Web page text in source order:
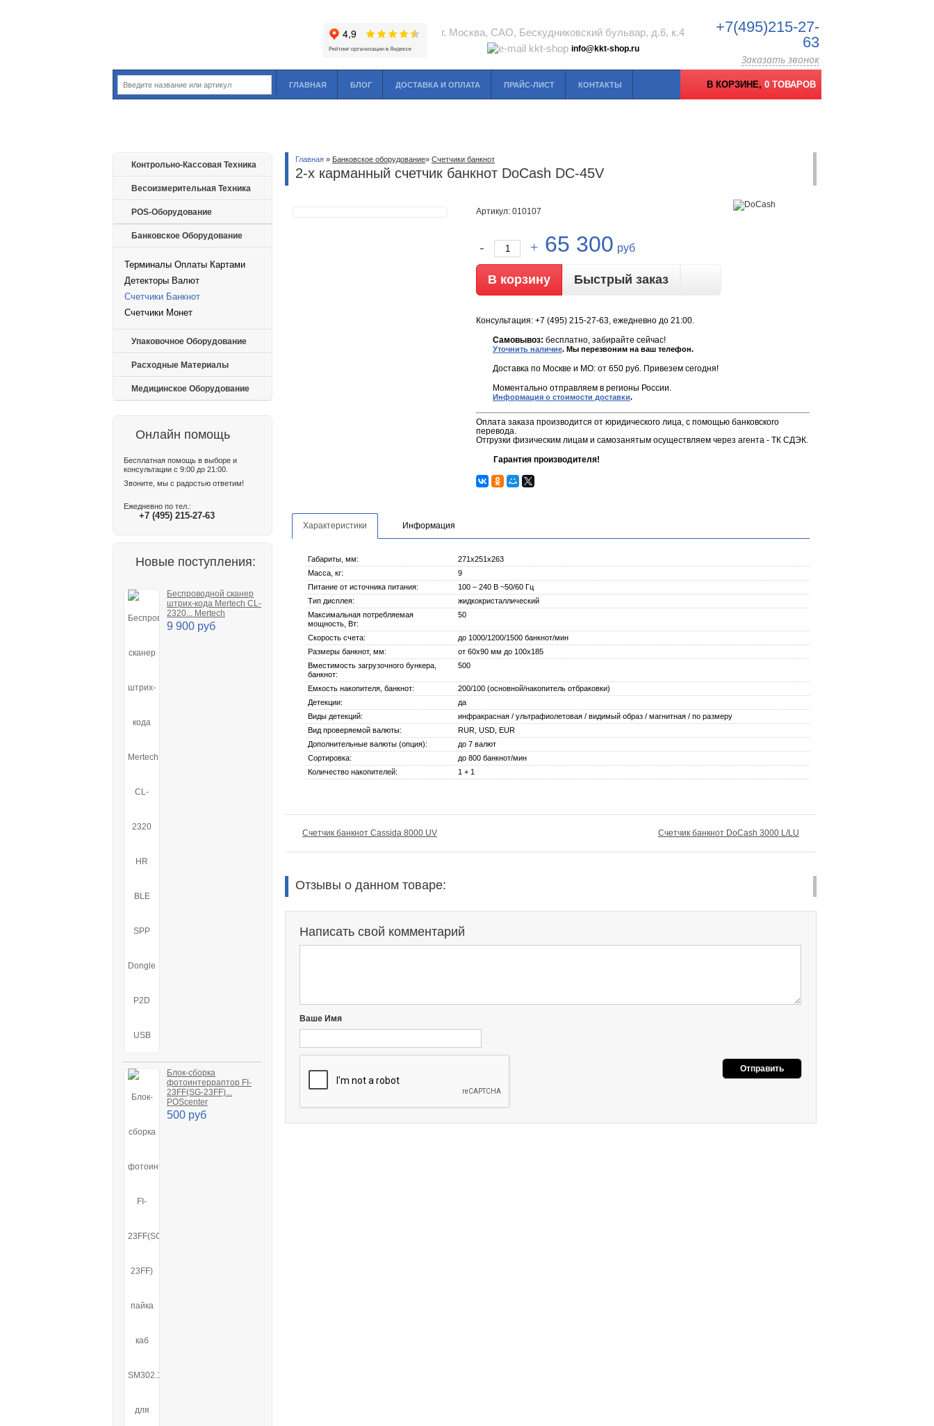
г. Москва, САО, Бескудниковский бульвар, д.6, к.4
info@kkt-shop.ru
+7(495)215-27-
63
Заказать звонок
ГЛАВНАЯ БЛОГ ДОСТАВКА И ОПЛАТА ПРАЙС-ЛИСТ КОНТАКТЫ В КОРЗИНЕ, 0 ТОВАРОВ
Контрольно-Кассовая Техника
Весоизмерительная Техника
POS-Оборудование
Банковское Оборудование
Терминалы Оплаты Картами
Детекторы Валют
Счетчики Банкнот
Счетчики Монет
Упаковочное Оборудование
Расходные Материалы
Медицинское Оборудование
Онлайн помощь
Бесплатная помощь в выборе и
консультации с 9:00 до 21:00.
Звоните, мы с радостью ответим!
Ежедневно по тел.:
+7 (495) 215-27-63
Новые поступления:
Беспроводной сканер
штрих-кода Mertech CL-
2320... Mertech
9 900 руб
Блок-сборка
фотоинтерраптор FI-
23FF(SG-23FF)...
POScenter
500 руб
Главная » Банковское оборудование» Счетчики банкнот
2-х карманный счетчик банкнот DoCash DC-45V
Артикул: 010107
65 300 руб
Быстрый заказ
Консультация: +7 (495) 215-27-63, ежедневно до 21:00.
Самовывоз: бесплатно, забирайте сейчас!
Уточнить наличие. Мы перезвоним на ваш телефон.
Доставка по Москве и МО: от 650 руб. Привезем сегодня!
Моментально отправляем в регионы России.
Информация о стоимости доставки.
Оплата заказа производится от юридического лица, с помощью банковского
перевода.
Отгрузки физическим лицам и самозанятым осуществляем через агента - ТК СДЭК.
Гарантия производителя!
Характеристики Информация
Габариты, мм:
271х251х263
Масса, кг:
9
Питание от источника питания:
100 – 240 В ~50/60 Гц
Тип дисплея:
жидкокристаллический
Максимальная потребляемая
мощность, Вт:
50
Скорость счета:
до 1000/1200/1500 банкнот/мин
Размеры банкнот, мм:
от 60х90 мм до 100х185
Вместимость загрузочного бункера,
банкнот:
500
Емкость накопителя, банкнот:
200/100 (основной/накопитель отбраковки)
Детекции:
да
Виды детекций:
инфракрасная / ультрафиолетовая / видимый образ / магнитная / по размеру
Вид проверяемой валюты:
RUR, USD, EUR
Дополнительные валюты (опция):
до 7 валют
Сортировка:
до 800 банкнот/мин
Количество накопителей:
1 + 1
Счетчик банкнот Cassida 8000 UV Счетчик банкнот DoCash 3000 L/LU
Отзывы о данном товаре:
Написать свой комментарий
Ваше Имя